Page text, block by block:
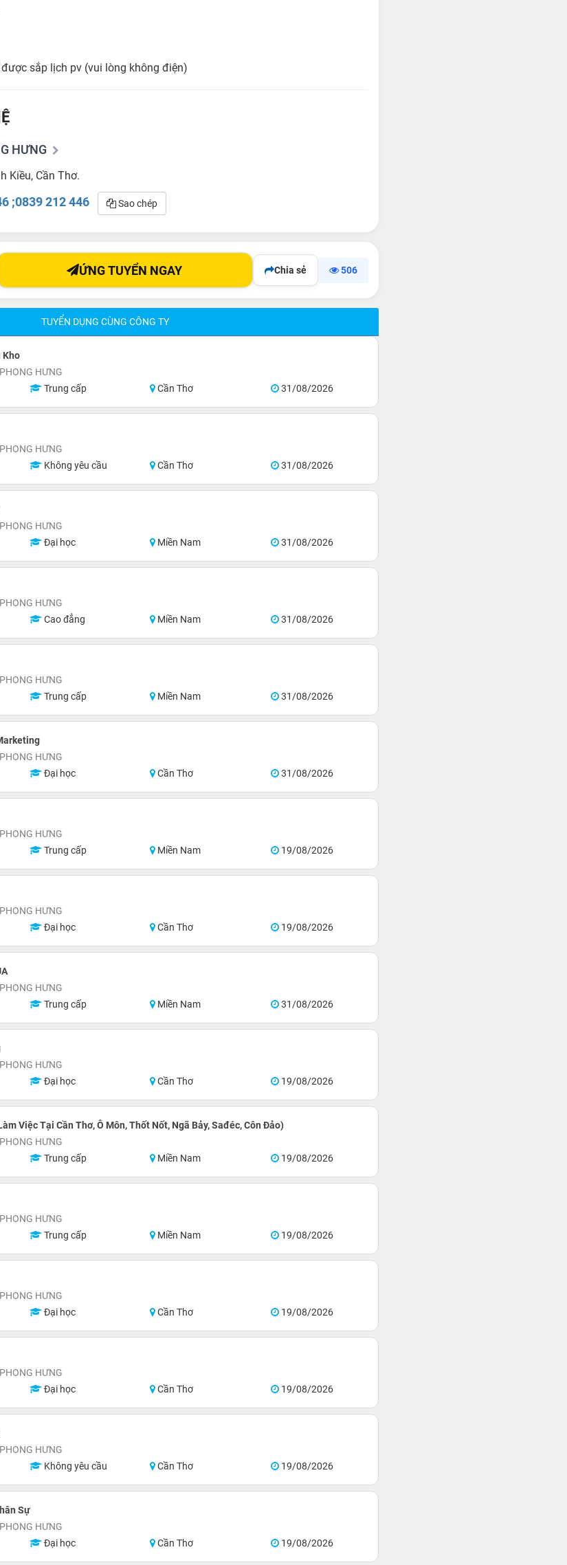
sắp lịch pv (vui lòng không điện)
HƯNG
Kiều, Cần Thơ.
;0839 212 446 Sao chép
ỨNG TUYỂN NGAY Chia sẻ 506
TUYỂN DỤNG CÙNG CÔNG TY
Kho
HƯNG
Trung cấp Cần Thơ 31/08/2026
HƯNG
Không yêu cầu Cần Thơ 31/08/2026
HƯNG
Đại học Miền Nam 31/08/2026
HƯNG
Cao đẳng Miền Nam 31/08/2026
HƯNG
Trung cấp Miền Nam 31/08/2026
HƯNG
Đại học Cần Thơ 31/08/2026
HƯNG
Trung cấp Miền Nam 19/08/2026
HƯNG
Đại học Cần Thơ 19/08/2026
HƯNG
Trung cấp Miền Nam 31/08/2026
HƯNG
Đại học Cần Thơ 19/08/2026
Việc Tại Cần Thơ, Ô Môn, Thốt Nốt, Ngã Bảy, Sađéc, Côn Đảo)
HƯNG
Trung cấp Miền Nam 19/08/2026
HƯNG
Trung cấp Miền Nam 19/08/2026
HƯNG
Đại học Cần Thơ 19/08/2026
HƯNG
Đại học Cần Thơ 19/08/2026
HƯNG
Không yêu cầu Cần Thơ 19/08/2026
Sự
HƯNG
Đại học Cần Thơ 19/08/2026